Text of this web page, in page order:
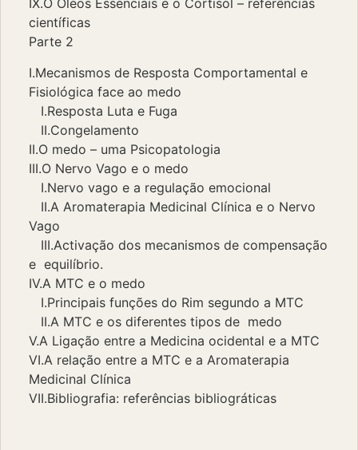
IX.O Óleos Essenciais e o Cortisol – referências
científicas
Parte 2
I.Mecanismos de Resposta Comportamental e
Fisiológica face ao medo
I.Resposta Luta e Fuga
II.Congelamento
II.O medo – uma Psicopatologia
III.O Nervo Vago e o medo
I.Nervo vago e a regulação emocional
II.A Aromaterapia Medicinal Clínica e o Nervo
Vago
III.Activação dos mecanismos de compensação
e equilíbrio.
IV.A MTC e o medo
I.Principais funções do Rim segundo a MTC
II.A MTC e os diferentes tipos de medo
V.A Ligação entre a Medicina ocidental e a MTC
VI.A relação entre a MTC e a Aromaterapia
Medicinal Clínica
VII.Bibliografia: referências bibliográticas